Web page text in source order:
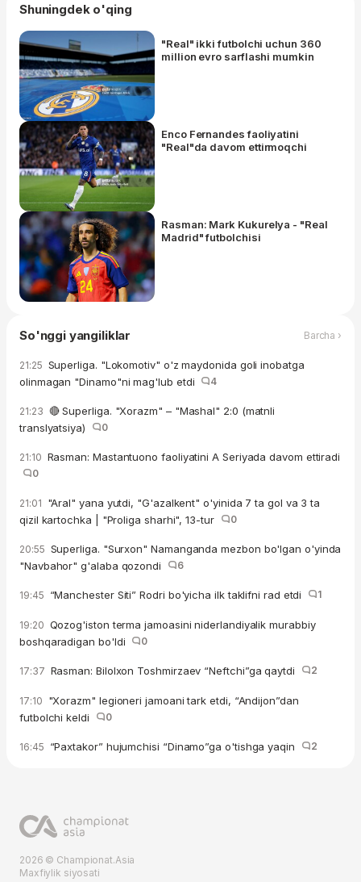
Shuningdek o'qing
"Real" ikki futbolchi uchun 360
million evro sarflashi mumkin
Enco Fernandes faoliyatini
"Real"da davom ettirmoqchi
Rasman: Mark Kukurelya - "Real
Madrid" futbolchisi
So'nggi yangiliklar Barcha ›
21:25 Superliga. "Lokomotiv" o'z maydonida goli inobatga
olinmagan "Dinamo"ni mag'lub etdi
4
21:23 🔴 Superliga. "Xorazm" – "Mashal" 2:0 (matnli
translyatsiya)
0
21:10 Rasman: Mastantuono faoliyatini A Seriyada davom ettiradi
0
21:01 "Aral" yana yutdi, "G'azalkent" o'yinida 7 ta gol va 3 ta
qizil kartochka | "Proliga sharhi", 13-tur
0
20:55 Superliga. "Surxon" Namanganda mezbon bo'lgan o'yinda
"Navbahor" g'alaba qozondi
6
19:45 “Manchester Siti” Rodri bo'yicha ilk taklifni rad etdi 1
19:20 Qozog'iston terma jamoasini niderlandiyalik murabbiy
boshqaradigan bo'ldi
0
17:37 Rasman: Bilolxon Toshmirzaev “Neftchi”ga qaytdi 2
17:10 "Xorazm" legioneri jamoani tark etdi, “Andijon”dan
futbolchi keldi
0
16:45 “Paxtakor” hujumchisi “Dinamo”ga o'tishga yaqin 2
2026 © Championat.Asia
Maxfiylik siyosati